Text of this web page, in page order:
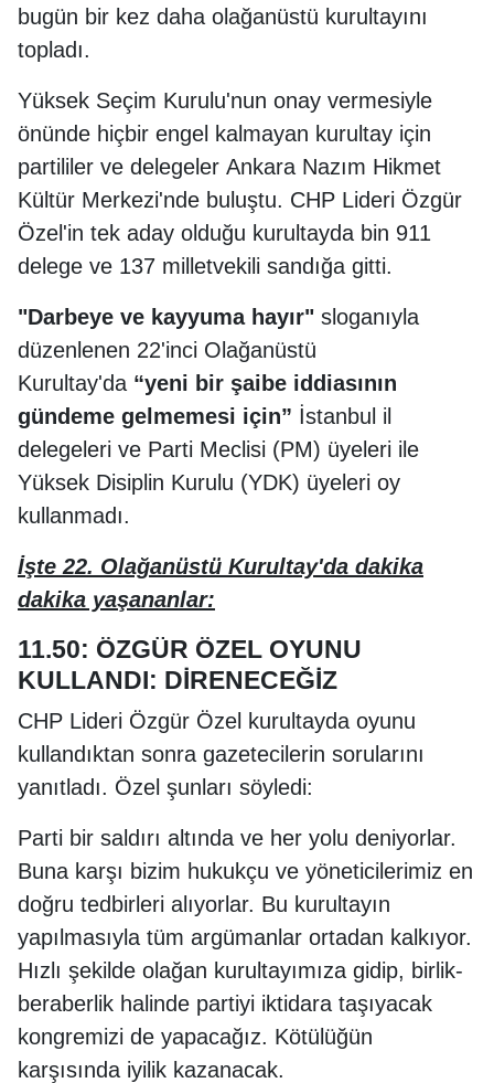
bugün bir kez daha olağanüstü kurultayını
topladı.
Yüksek Seçim Kurulu'nun onay vermesiyle
önünde hiçbir engel kalmayan kurultay için
partililer ve delegeler Ankara Nazım Hikmet
Kültür Merkezi'nde buluştu. CHP Lideri Özgür
Özel'in tek aday olduğu kurultayda bin 911
delege ve 137 milletvekili sandığa gitti.
"Darbeye ve kayyuma hayır" sloganıyla
düzenlenen 22'inci Olağanüstü
Kurultay'da “yeni bir şaibe iddiasının
gündeme gelmemesi için” İstanbul il
delegeleri ve Parti Meclisi (PM) üyeleri ile
Yüksek Disiplin Kurulu (YDK) üyeleri oy
kullanmadı.
İşte 22. Olağanüstü Kurultay'da dakika
dakika yaşananlar:
11.50: ÖZGÜR ÖZEL OYUNU
KULLANDI: DİRENECEĞİZ
CHP Lideri Özgür Özel kurultayda oyunu
kullandıktan sonra gazetecilerin sorularını
yanıtladı. Özel şunları söyledi:
Parti bir saldırı altında ve her yolu deniyorlar.
Buna karşı bizim hukukçu ve yöneticilerimiz en
doğru tedbirleri alıyorlar. Bu kurultayın
yapılmasıyla tüm argümanlar ortadan kalkıyor.
Hızlı şekilde olağan kurultayımıza gidip, birlik-
beraberlik halinde partiyi iktidara taşıyacak
kongremizi de yapacağız. Kötülüğün
karşısında iyilik kazanacak.